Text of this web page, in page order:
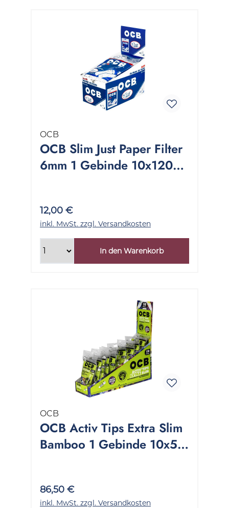
OCB
OCB Slim Just Paper Filter
6mm 1 Gebinde 10x120
12,00 €
inkl. MwSt. zzgl. Versandkosten
In den Warenkorb
OCB
OCB Activ Tips Extra Slim
Bamboo 1 Gebinde 10x50
86,50 €
inkl. MwSt. zzgl. Versandkosten